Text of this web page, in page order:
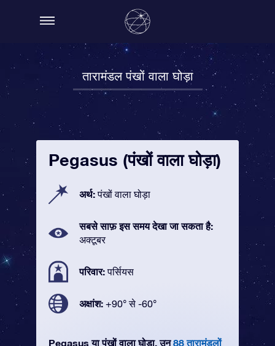
तारामंडल पंखों वाला घोड़ा
Pegasus (पंखों वाला घोड़ा)
अर्थ:पंखों वाला घोड़ा
सबसे साफ़ इस समय देखा जा सकता है:
अक्टूबर
परिवार:पर्सियस
अक्षांश: +90° से -60°
Pegasus या पंखों वाला घोड़ा, उन88 तारामंडलों